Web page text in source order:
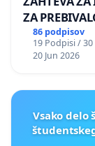
ZA
PRESTRANEK
86 podpisov
19 Podpisi /
20 Jun 2026
Vsako delo